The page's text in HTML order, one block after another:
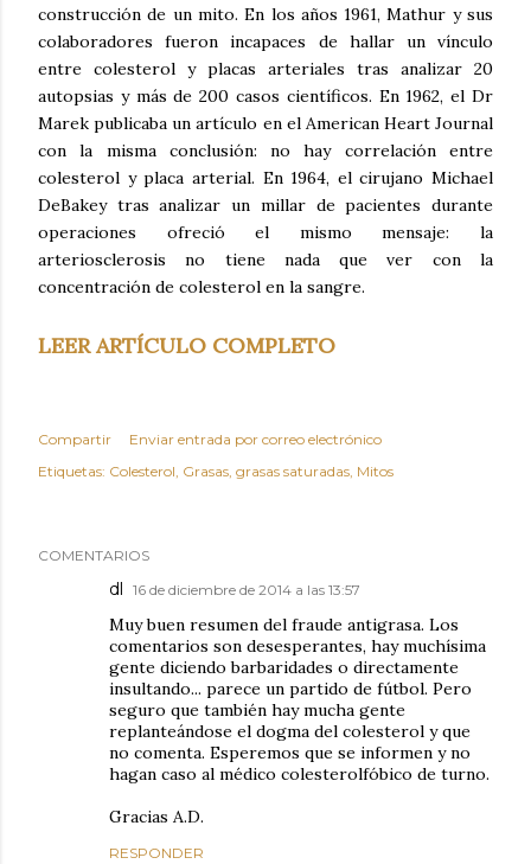
construcción de un mito. En los años 1961, Mathur y sus
colaboradores fueron incapaces de hallar un vínculo
entre colesterol y placas arteriales tras analizar 20
autopsias y más de 200 casos científicos. En 1962, el Dr
Marek publicaba un artículo en el American Heart Journal
con la misma conclusión: no hay correlación entre
colesterol y placa arterial. En 1964, el cirujano Michael
DeBakey tras analizar un millar de pacientes durante
operaciones ofreció el mismo mensaje: la
arteriosclerosis no tiene nada que ver con la
concentración de colesterol en la sangre.
LEER ARTÍCULO COMPLETO
Compartir
Enviar entrada por correo electrónico
Etiquetas: Colesterol Grasas grasas saturadas Mitos
COMENTARIOS
dl 16 de diciembre de 2014 a las 13:57
Muy buen resumen del fraude antigrasa. Los
comentarios son desesperantes, hay muchísima
gente diciendo barbaridades o directamente
insultando... parece un partido de fútbol. Pero
seguro que también hay mucha gente
replanteándose el dogma del colesterol y que
no comenta. Esperemos que se informen y no
hagan caso al médico colesterolfóbico de turno.
Gracias A.D.
RESPONDER